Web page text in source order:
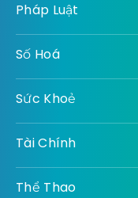
Pháp Luật
Số Hoá
Sức Khoẻ
Tài Chính
Thể Thao